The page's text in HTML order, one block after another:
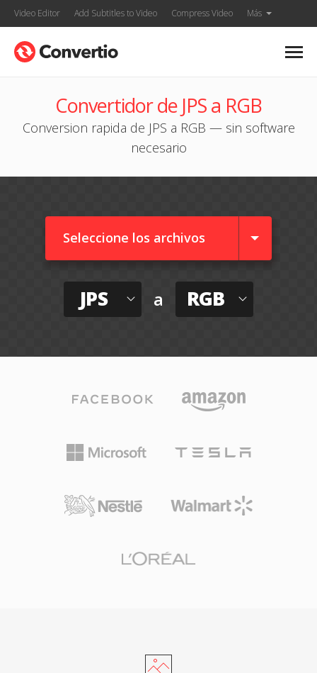
Video Editor Add Subtitles to Video Compress Video Más
Convertidor de JPS a RGB
Conversion rapida de JPS a RGB — sin software
necesario
Seleccione los archivos
JPS a RGB